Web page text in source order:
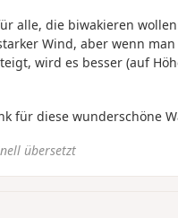
alle, die biwakieren
Wind, aber wenn man
wird es besser (auf
für diese wunderschöne
übersetzt